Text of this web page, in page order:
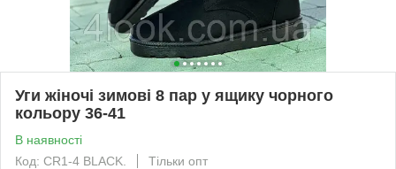
Уги жіночі зимові 8 пар у ящику чорного
кольору 36-41
В наявності
Код: CR1-4 BLACK.
Тільки опт